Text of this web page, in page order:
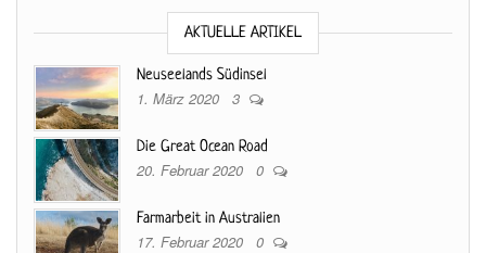
AKTUELLE ARTIKEL
Neuseelands Südinsel
1. März 2020 3
Die Great Ocean Road
20. Februar 2020 0
Farmarbeit in Australien
17. Februar 2020 0